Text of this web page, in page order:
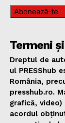
Abonează-te
Termeni
Dreptul de
ul PRESShub
România,
presshub.ro.
grafică,
acordul